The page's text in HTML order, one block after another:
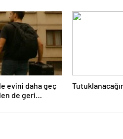
evini daha geç
de geri